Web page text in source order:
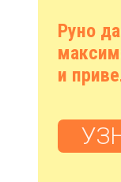
Руно
и